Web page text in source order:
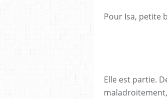
Pour Isa, petite
Elle est partie.